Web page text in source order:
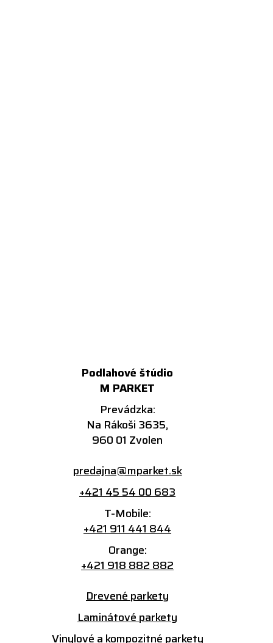
Podlahové štúdio
M PARKET
Prevádzka:
Na Rákoši 3635,
960 01 Zvolen
predajna@mparket.sk
+421 45 54 00 683
T-Mobile:
+421 911 441 844
Orange:
+421 918 882 882
Drevené parkety
Laminátové parkety
Vinylové a kompozitné parkety